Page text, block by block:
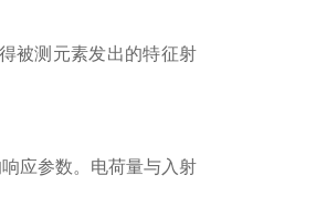
被测元素发出的特征射
应参数。电荷量与入射